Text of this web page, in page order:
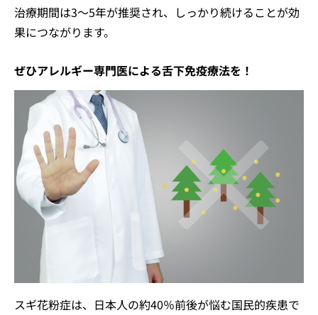
治療期間は3〜5年が推奨され、しっかり続けることが効
果につながります。
ぜひアレルギー専門医による舌下免疫療法を！
スギ花粉症は、日本人の約40％前後が悩む国民的疾患で